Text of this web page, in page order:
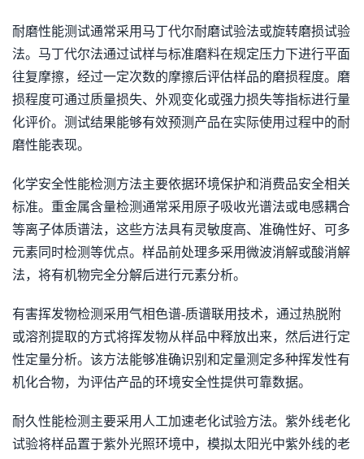
耐磨性能测试通常采用马丁代尔耐磨试验法或旋转磨损试验
法。马丁代尔法通过试样与标准磨料在规定压力下进行平面
往复摩擦，经过一定次数的摩擦后评估样品的磨损程度。磨
损程度可通过质量损失、外观变化或强力损失等指标进行量
化评价。测试结果能够有效预测产品在实际使用过程中的耐
磨性能表现。
化学安全性能检测方法主要依据环境保护和消费品安全相关
标准。重金属含量检测通常采用原子吸收光谱法或电感耦合
等离子体质谱法，这些方法具有灵敏度高、准确性好、可多
元素同时检测等优点。样品前处理多采用微波消解或酸消解
法，将有机物完全分解后进行元素分析。
有害挥发物检测采用气相色谱-质谱联用技术，通过热脱附
或溶剂提取的方式将挥发物从样品中释放出来，然后进行定
性定量分析。该方法能够准确识别和定量测定多种挥发性有
机化合物，为评估产品的环境安全性提供可靠数据。
耐久性能检测主要采用人工加速老化试验方法。紫外线老化
试验将样品置于紫外光照环境中，模拟太阳光中紫外线的老